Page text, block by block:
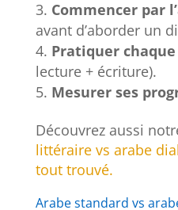
Commencer par
avant d’aborder un
Pratiquer
lecture + écriture).
Mesurer ses
Découvrez aussi
littéraire vs arabe
tout trouvé.
Arabe standard vs